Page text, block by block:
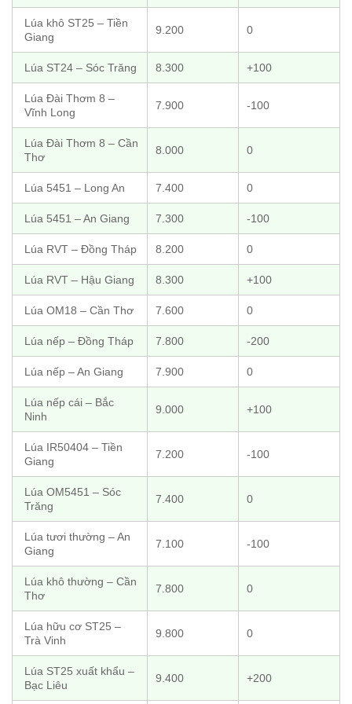
Lúa khô ST25 – Tiền
Giang
9.200 0
Lúa ST24 – Sóc Trăng 8.300 +100
Lúa Đài Thơm 8 –
Vĩnh Long
7.900 -100
Lúa Đài Thơm 8 – Cần
Thơ
8.000 0
Lúa 5451 – Long An 7.400 0
Lúa 5451 – An Giang 7.300 -100
Lúa RVT – Đồng Tháp 8.200 0
Lúa RVT – Hậu Giang 8.300 +100
Lúa OM18 – Cần Thơ 7.600 0
Lúa nếp – Đồng Tháp 7.800 -200
Lúa nếp – An Giang 7.900 0
Lúa nếp cái – Bắc
Ninh
9.000 +100
Lúa IR50404 – Tiền
Giang
7.200 -100
Lúa OM5451 – Sóc
Trăng
7.400 0
Lúa tươi thường – An
Giang
7.100 -100
Lúa khô thường – Cần
Thơ
7.800 0
Lúa hữu cơ ST25 –
Trà Vinh
9.800 0
Lúa ST25 xuất khẩu –
Bạc Liêu
9.400 +200